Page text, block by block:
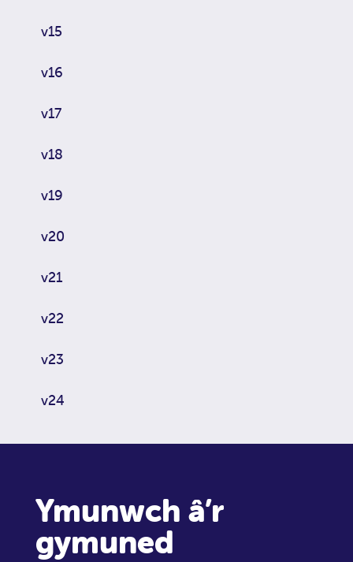
v15
v16
v17
v18
v19
v20
v21
v22
v23
v24
Ymunwch â’r
gymuned